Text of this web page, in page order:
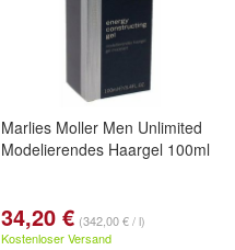
Marlies Moller Men Unlimited
Modelierendes Haargel 100ml
34,20 € (342,00 € / l)
Kostenloser Versand